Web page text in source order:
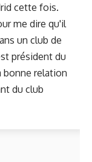
cette fois.
me dire qu'il
un club de
président du
bonne relation
du club